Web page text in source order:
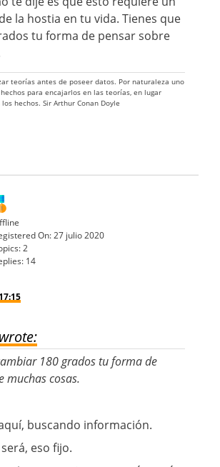
la hostia en tu vida. Tienes que
tu forma de pensar sobre
teorías antes de poseer datos. Por naturaleza uno
para encajarlos en las teorías, en lugar
hechos. Sir Arthur Conan Doyle
On:27 julio 2020
2
14
180 grados tu forma de
muchas cosas.
buscando información.
eso fijo.